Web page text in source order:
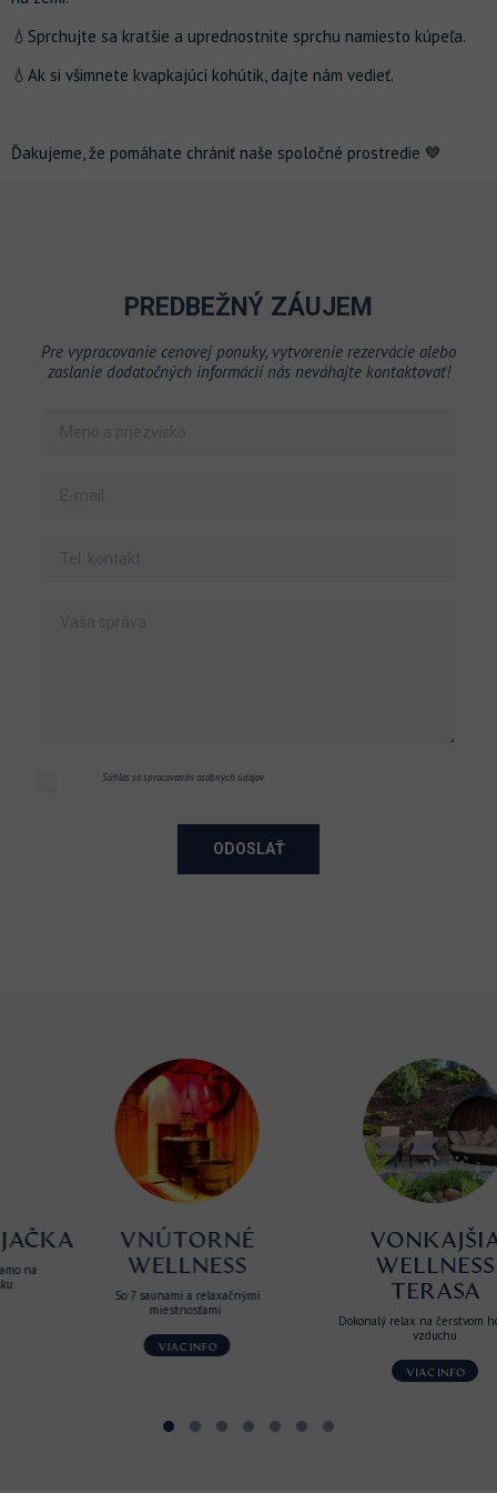
💧Sprchujte sa kratšie a uprednostnite sprchu namiesto kúpeľa.
💧Ak si všimnete kvapkajúci kohútik, dajte nám vedieť.
Ďakujeme, že pomáhate chrániť naše spoločné prostredie 💙
PREDBEŽNÝ ZÁUJEM
Pre vypracovanie cenovej ponuky, vytvorenie rezervácie alebo
zaslanie dodatočných informácií nás neváhajte kontaktovať!
Súhlas so spracovaním osobných údajov
ODOSLAŤ
VNÚTORNÉ
WELLNESS
So 7 saunami a relaxačnými
miestnosťami
VIAC INFO
VONKAJŠIA
WELLNESS
TERASA
Dokonalý relax na čerstvom horskom
VIAC INFO